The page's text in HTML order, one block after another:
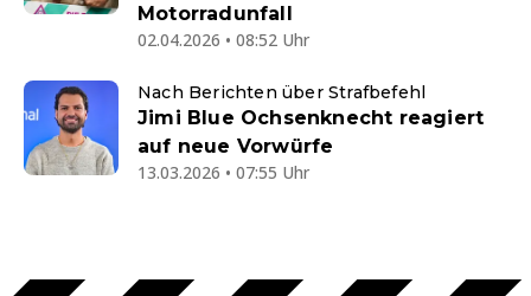
Motorradunfall
02.04.2026 • 08:52 Uhr
Nach Berichten über Strafbefehl
Jimi Blue Ochsenknecht reagiert
auf neue Vorwürfe
13.03.2026 • 07:55 Uhr